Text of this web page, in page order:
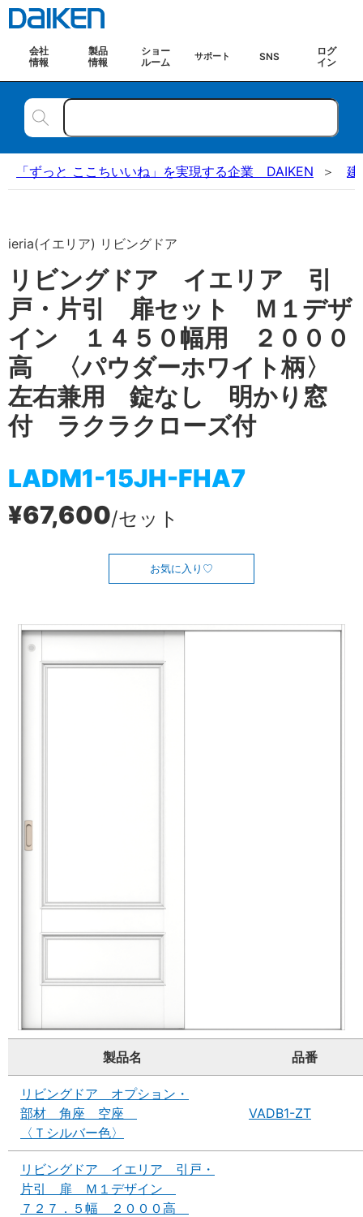
会社
情報
製品
情報
ショー
ルーム
サポート SNS
ログ
イン
「ずっと ここちいいね」を実現する企業 DAIKEN 建
ieria(イエリア) リビングドア
リビングドア イエリア 引
戸・片引 扉セット Ｍ１デザ
イン １４５０幅用 ２０００
高 〈パウダーホワイト柄〉
左右兼用 錠なし 明かり窓
付 ラクラクローズ付
LADM1-15JH-FHA7
¥67,600/セット
お気に入り
製品名 品番
リビングドア オプション・
部材 角座 空座
〈Ｔシルバー色〉
VADB1-ZT
リビングドア イエリア 引戸・
片引 扉 Ｍ１デザイン
７２７．５幅 ２０００高